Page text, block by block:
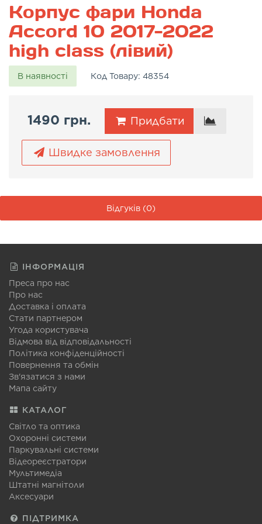
Корпус фари Honda
Accord 10 2017-2022
high class (лівий)
В наявності Код Товару: 48354
1490 грн. Придбати
Швидке замовлення
Відгуків (0)
ІНФОРМАЦІЯ
Преса про нас
Про нас
Доставка і оплата
Стати партнером
Угода користувача
Відмова від відповідальності
Політика конфіденційності
Повернення та обмін
Зв'язатися з нами
Мапа сайту
КАТАЛОГ
Світло та оптика
Охоронні системи
Паркувальні системи
Відеореєстратори
Мультимедіа
Штатні магнітоли
Аксесуари
ПІДТРИМКА